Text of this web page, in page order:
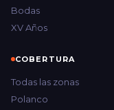
Bodas
XV Años
COBERTURA
Todas las zonas
Polanco